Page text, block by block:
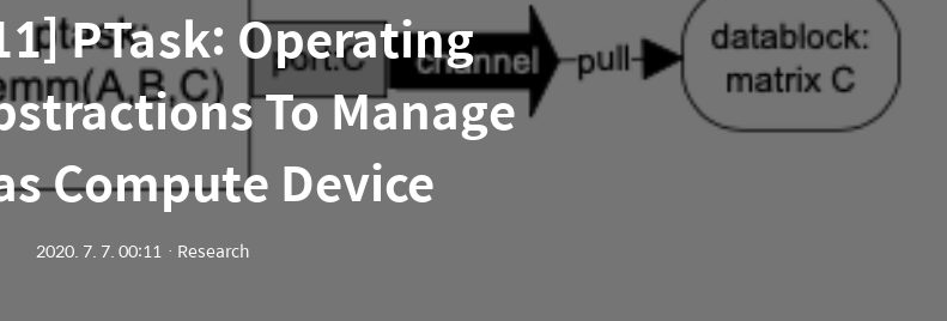
PTask: Operating
To Manage
Compute Device
2020. 7. 7. 00:11ㆍ Research